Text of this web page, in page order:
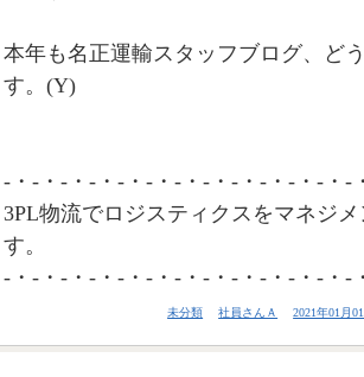
本年も名正運輸スタッフブログ、ど
す。(Y)
-・-・-・-・-・-・-・-・-・-・-・-・-
3PL物流でロジスティクスをマネジ
す。
-・-・-・-・-・-・-・-・-・-・-・-・-
未分類 社員さんＡ 2021年01月